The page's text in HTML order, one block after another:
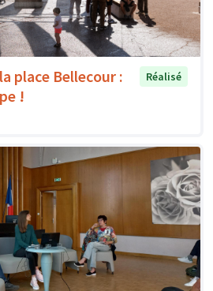
place Bellecour :
!
Réalisé